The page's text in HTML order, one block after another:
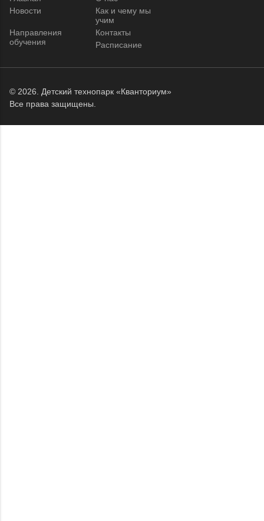
Новости
Как и чему мы
учим
Направления
обучения
Контакты
Расписание
© 2026. Детский технопарк «Кванториум»
Все права защищены.